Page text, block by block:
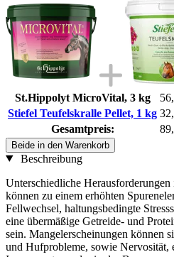
St.Hippolyt MicroVital, 3 kg
Stiefel Teufelskralle Pellet, 1 kg
Gesamtpreis:
Beide in den Warenkorb
Beschreibung
Unterschiedliche Herausforderungen
können zu einem erhöhten
Fellwechsel, haltungsbedingte
eine übermäßige Getreide- und
sein. Mangelerscheinungen können
und Hufprobleme, sowie Nervosität,